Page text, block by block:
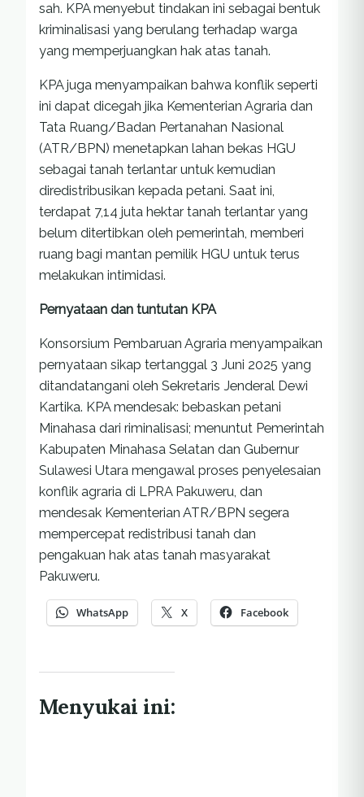
sah. KPA menyebut tindakan ini sebagai bentuk
kriminalisasi yang berulang terhadap warga
yang memperjuangkan hak atas tanah.
KPA juga menyampaikan bahwa konflik seperti
ini dapat dicegah jika Kementerian Agraria dan
Tata Ruang/Badan Pertanahan Nasional
(ATR/BPN) menetapkan lahan bekas HGU
sebagai tanah terlantar untuk kemudian
diredistribusikan kepada petani. Saat ini,
terdapat 7,14 juta hektar tanah terlantar yang
belum ditertibkan oleh pemerintah, memberi
ruang bagi mantan pemilik HGU untuk terus
melakukan intimidasi.
Pernyataan dan tuntutan KPA
Konsorsium Pembaruan Agraria menyampaikan
pernyataan sikap tertanggal 3 Juni 2025 yang
ditandatangani oleh Sekretaris Jenderal Dewi
Kartika. KPA mendesak: bebaskan petani
Minahasa dari riminalisasi; menuntut Pemerintah
Kabupaten Minahasa Selatan dan Gubernur
Sulawesi Utara mengawal proses penyelesaian
konflik agraria di LPRA Pakuweru, dan
mendesak Kementerian ATR/BPN segera
mempercepat redistribusi tanah dan
pengakuan hak atas tanah masyarakat
Pakuweru.
WhatsApp X Facebook
Menyukai ini: